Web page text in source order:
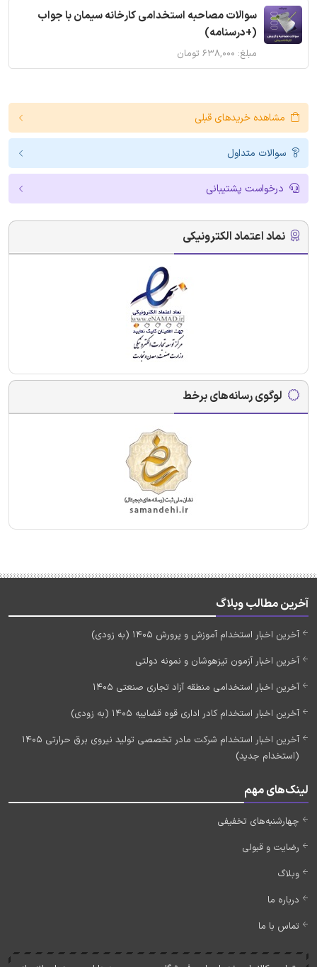
سوالات مصاحبه استخدامی کارخانه سیمان با جواب
(+درسنامه)
مبلغ: ۶۳۸,۰۰۰ تومان
مشاهده خریدهای قبلی
سوالات متداول
درخواست پشتیبانی
نماد اعتماد الکترونیکی
لوگوی رسانه‌های برخط
آخرین مطالب وبلاگ
آخرین اخبار استخدام آموزش و پرورش 1405 (به زودی)
آخرین اخبار آزمون تیزهوشان و نمونه دولتی
آخرین اخبار استخدامی منطقه آزاد تجاری صنعتی 1405
آخرین اخبار استخدام کادر اداری قوه قضاییه 1405 (به زودی)
آخرین اخبار استخدام شرکت مادر تخصصی تولید نیروی برق حرارتی 1405
(استخدام جدید)
لینک‌های مهم
چهارشنبه‌های تخفیفی
رضایت و قبولی
وبلاگ
درباره ما
تماس با ما